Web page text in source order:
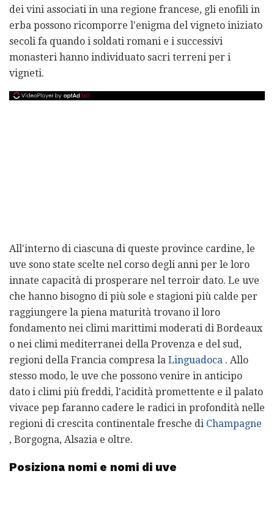
dei vini associati in una regione francese, gli enofili in
erba possono ricomporre l'enigma del vigneto iniziato
secoli fa quando i soldati romani e i successivi
monasteri hanno individuato sacri terreni per i
vigneti.
All'interno di ciascuna di queste province cardine, le
uve sono state scelte nel corso degli anni per le loro
innate capacità di prosperare nel terroir dato. Le uve
che hanno bisogno di più sole e stagioni più calde per
raggiungere la piena maturità trovano il loro
fondamento nei climi marittimi moderati di Bordeaux
o nei climi mediterranei della Provenza e del sud,
regioni della Francia compresa la Linguadoca . Allo
stesso modo, le uve che possono venire in anticipo
dato i climi più freddi, l'acidità promettente e il palato
vivace pep faranno cadere le radici in profondità nelle
regioni di crescita continentale fresche di Champagne
, Borgogna, Alsazia e oltre.
Posiziona nomi e nomi di uve